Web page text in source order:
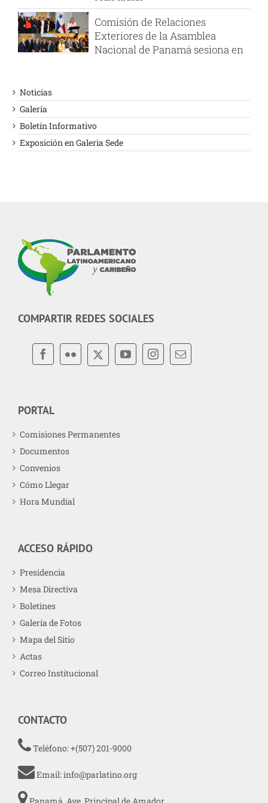
el PARLATINO
AGOSTO 6, 2026
PARLATINO felicita a la
Fortaleciendo la cooperación
parlamentaria
JULIO 29, 2026
Noticias
Galería
Boletín Informativo
Exposición en Galeria Sede
COMPARTIR REDES SOCIALES
PORTAL
Comisiones Permanentes
Documentos
Convenios
Cómo Llegar
Hora Mundial
ACCESO RÁPIDO
Presidencia
Mesa Directiva
Boletines
Galería de Fotos
Mapa del Sitio
Actas
Correo Institucional
CONTACTO
Teléfono: +(507) 201-9000
Email:info@parlatino.org